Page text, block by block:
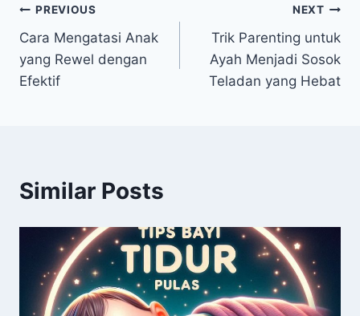
Navigasi
pos
PREVIOUS
Cara Mengatasi Anak
yang Rewel dengan
Efektif
NEXT
Trik Parenting untuk
Ayah Menjadi Sosok
Teladan yang Hebat
Similar Posts